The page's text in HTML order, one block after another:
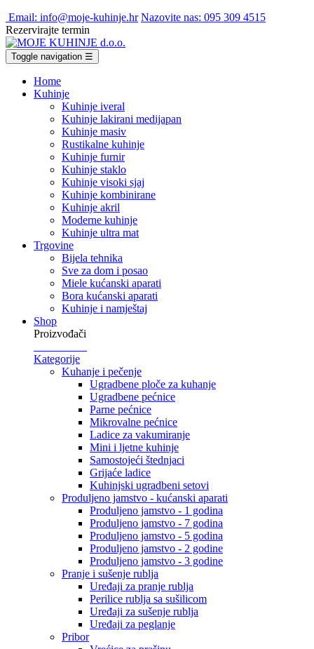
Email: info@moje-kuhinje.hr Nazovite nas: 095 309 4515
Rezervirajte termin
Toggle navigation ☰
Home
Kuhinje
Kuhinje iveral
Kuhinje lakirani medijapan
Kuhinje masiv
Rustikalne kuhinje
Kuhinje furnir
Kuhinje staklo
Kuhinje visoki sjaj
Kuhinje kombinirane
Kuhinje akril
Moderne kuhinje
Kuhinje ultra mat
Trgovine
Bijela tehnika
Sve za dom i posao
Miele kućanski aparati
Bora kućanski aparati
Kuhinje i namještaj
Shop
Proizvođači
Kategorije
Kuhanje i pečenje
Ugradbene ploče za kuhanje
Ugradbene pećnice
Parne pećnice
Mikrovalne pećnice
Ladice za vakumiranje
Mini i ljetne kuhinje
Samostojeći štednjaci
Grijaće ladice
Kuhinjski ugradbeni setovi
Produljeno jamstvo - kućanski aparati
Produljeno jamstvo - 1 godina
Produljeno jamstvo - 7 godina
Produljeno jamstvo - 5 godina
Produljeno jamstvo - 2 godine
Produljeno jamstvo - 3 godine
Pranje i sušenje rublja
Uređaji za pranje rublja
Perilice rublja sa sušilicom
Uređaji za sušenje rublja
Uređaji za peglanje
Pribor